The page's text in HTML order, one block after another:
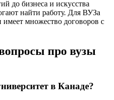
до бизнеса и искусства
найти работу. Для ВУЗа
имеет множество договоров с
про вузы
в Канаде?